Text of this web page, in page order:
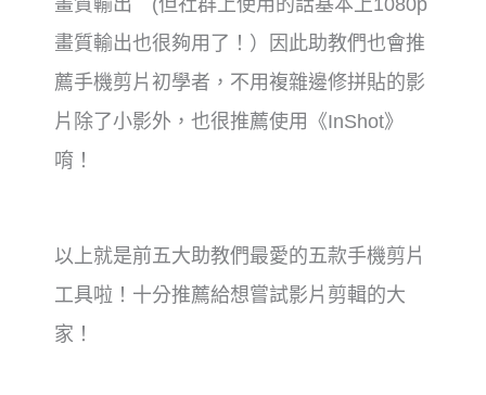
畫質輸出 (但社群上使用的話基本上1080p
畫質輸出也很夠用了！）因此助教們也會推
薦手機剪片初學者，不用複雜邊修拼貼的影
片除了小影外，也很推薦使用《InShot》
唷！
以上就是前五大助教們最愛的五款手機剪片
工具啦！十分推薦給想嘗試影片剪輯的大
家！